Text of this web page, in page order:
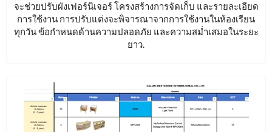
จะช่วยปรับผังเฟอร์นิเจอร์ โครงสร้างการจัดเก็บ และรายละเอียด
การใช้งาน การปรับแต่งจะพิจารณาจากการใช้งานในห้องเรียน
ทุกวัน ข้อกำหนดด้านความปลอดภัย และความสม่ำเสมอในระยะ
ยาว.